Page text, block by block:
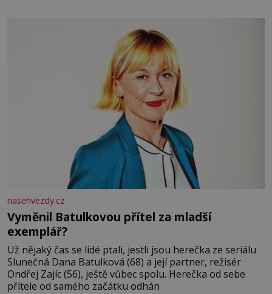
nasehvezdy.cz
Vyměnil Batulkovou přítel za mladší
exemplář?
Už nějaký čas se lidé ptali, jestli jsou herečka ze seriálu
Slunečná Dana Batulková (68) a její partner, režisér
Ondřej Zajíc (56), ještě vůbec spolu. Herečka od sebe
přítele od samého začátku odhán